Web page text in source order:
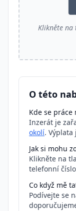
Klikněte na
O této
Kde se práce
Inzerát je
okolí. Výplata
Jak si mohu
Klikněte na
telefonní
Co když mě
Podívejte se